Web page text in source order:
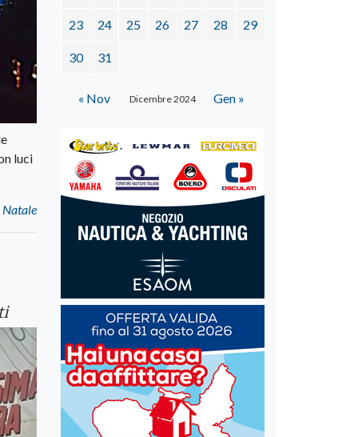
luci
Natale
Dicembre 2024
23 24 25 26 27 28 29
30 31
« Nov Gen »